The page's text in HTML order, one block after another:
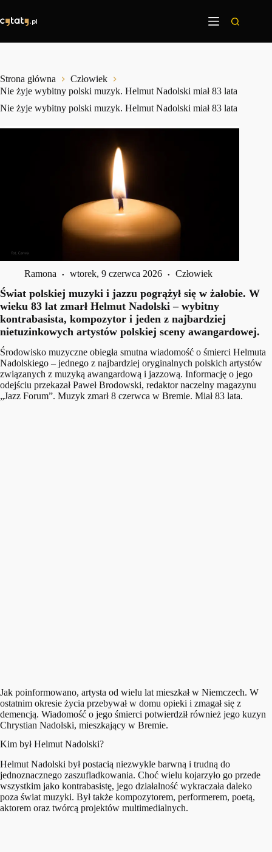
treści
Strona główna
Człowiek
Nie żyje wybitny polski muzyk. Helmut Nadolski miał 83 lata
Nie żyje wybitny polski muzyk. Helmut Nadolski miał 83 lata
Ramona wtorek, 9 czerwca 2026 Człowiek
Świat polskiej muzyki i jazzu pogrążył się w żałobie. W
wieku 83 lat zmarł Helmut Nadolski – wybitny
kontrabasista, kompozytor i jeden z najbardziej
nietuzinkowych artystów polskiej sceny awangardowej.
Środowisko muzyczne obiegła smutna wiadomość o śmierci Helmuta
Nadolskiego – jednego z najbardziej oryginalnych polskich artystów
związanych z muzyką awangardową i jazzową. Informację o jego
odejściu przekazał Paweł Brodowski, redaktor naczelny magazynu
„Jazz Forum”. Muzyk zmarł 8 czerwca w Bremie. Miał 83 lata.
Jak poinformowano, artysta od wielu lat mieszkał w Niemczech. W
ostatnim okresie życia przebywał w domu opieki i zmagał się z
demencją. Wiadomość o jego śmierci potwierdził również jego kuzyn
Chrystian Nadolski, mieszkający w Bremie.
Kim był Helmut Nadolski?
Helmut Nadolski był postacią niezwykle barwną i trudną do
jednoznacznego zaszufladkowania. Choć wielu kojarzyło go przede
wszystkim jako kontrabasistę, jego działalność wykraczała daleko
poza świat muzyki. Był także kompozytorem, performerem, poetą,
aktorem oraz twórcą projektów multimedialnych.